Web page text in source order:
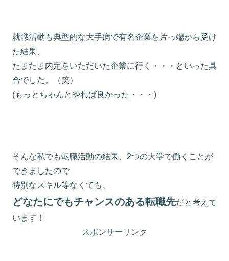
就職活動も典型的な大手病で有名企業を片っ端から受け
た結果、
たまたま内定をいただいた企業に行く・・・といった具
合でした。（笑）
(もっとちゃんとやれば良かった・・・)
そんな私でも転職活動の結果、2つの大学で働くことが
できましたので
特別なスキル等なくても、
どなたにでもチャンスのある転職先だと考えて
います！
スポンサーリンク